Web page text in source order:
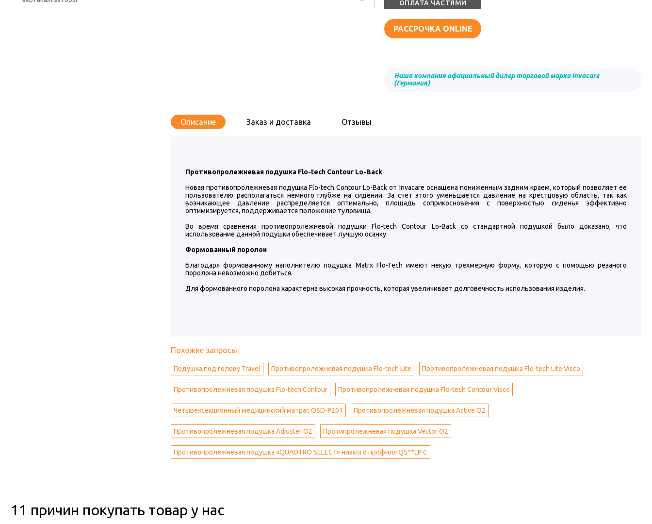
ОПЛАТА ЧАСТЯМИ
РАССРОЧКА ONLINE
Наша компания официальный дилер торговой марки Invacare
(Германия)
Описание Заказ и доставка Отзывы
Противопролежневая подушка Flo-tech Contour Lo-Back
Новая противопролежневая подушка Flo-tech Contour Lo-Back от Invacare оснащена пониженным задним краем, который позволяет ее
пользователю располагаться немного глубже на сидении. За счет этого уменьшается давление на крестцовую область, так как
возникающее давление распределяется оптимально, площадь соприкосновения с поверхностью сиденья эффективно
оптимизируется, поддерживается положение туловища.
Во время сравнения противопролежневой подушки Flo-tech Contour Lo-Back со стандартной подушкой было доказано, что
использование данной подушки обеспечивает лучшую осанку.
Формованный поролон
Благодаря формованному наполнителю подушка Matrx Flo-Tech имеют некую трехмерную форму, которую с помощью резаного
поролона невозможно добиться.
Для формованного поролона характерна высокая прочность, которая увеличивает долговечность использования изделия.
Похожие запросы:
Подушка под голову Travel Противопролежневая подушка Flo-tech Lite Противопролежневая подушка Flo-tech Lite Visco
Противопролежневая подушка Flo-tech Contour Противопролежневая подушка Flo-tech Contour Visco
Четырехсекционный медицинский матрас OSD-P201 Противопролежневая подушка Active O2
Противопролежневая подушка Adjuster O2 Протипролежневая подушка Vector O2
Противопролежневая подушка «QUADTRO SELECT» низкого профиля QS**LP C
11 причин покупать товар у нас